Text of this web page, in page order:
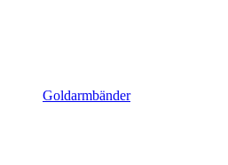
Goldarmbänder